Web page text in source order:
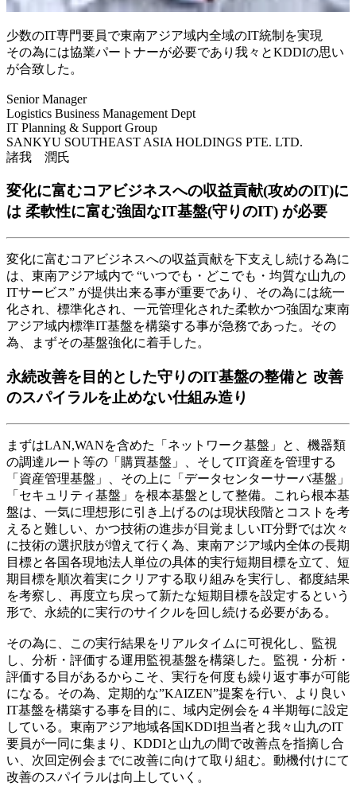
少数のIT専門要員で東南アジア域内全域のIT統制を実現
その為には協業パートナーが必要であり我々とKDDIの思い
が合致した。
Senior Manager
Logistics Business Management Dept
IT Planning & Support Group
SANKYU SOUTHEAST ASIA HOLDINGS PTE. LTD.
諸我 潤氏
変化に富むコアビジネスへの収益貢献(攻めのIT)に
は 柔軟性に富む強固なIT基盤(守りのIT) が必要
変化に富むコアビジネスへの収益貢献を下支えし続ける為に
は、東南アジア域内で “いつでも・どこでも・均質な山九の
ITサービス” が提供出来る事が重要であり、その為には統一
化され、標準化され、一元管理化された柔軟かつ強固な東南
アジア域内標準IT基盤を構築する事が急務であった。その
為、まずその基盤強化に着手した。
永続改善を目的とした守りのIT基盤の整備と 改善
のスパイラルを止めない仕組み造り
まずはLAN,WANを含めた「ネットワーク基盤」と、機器類
の調達ルート等の「購買基盤」、そしてIT資産を管理する
「資産管理基盤」、その上に「データセンターサーバ基盤」
「セキュリティ基盤」を根本基盤として整備。これら根本基
盤は、一気に理想形に引き上げるのは現状段階とコストを考
えると難しい、かつ技術の進歩が目覚ましいIT分野では次々
に技術の選択肢が増えて行く為、東南アジア域内全体の長期
目標と各国各現地法人単位の具体的実行短期目標を立て、短
期目標を順次着実にクリアする取り組みを実行し、都度結果
を考察し、再度立ち戻って新たな短期目標を設定するという
形で、永続的に実行のサイクルを回し続ける必要がある。
その為に、この実行結果をリアルタイムに可視化し、監視
し、分析・評価する運用監視基盤を構築した。監視・分析・
評価する目があるからこそ、実行を何度も繰り返す事が可能
になる。その為、定期的な”KAIZEN”提案を行い、より良い
IT基盤を構築する事を目的に、域内定例会を４半期毎に設定
している。東南アジア地域各国KDDI担当者と我々山九のIT
要員が一同に集まり、KDDIと山九の間で改善点を指摘し合
い、次回定例会までに改善に向けて取り組む。動機付けにて
改善のスパイラルは向上していく。